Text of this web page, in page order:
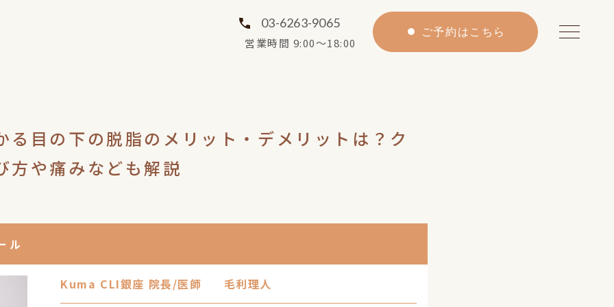
03-6263-9065
営業時間 9:00〜18:00
ご予約はこちら
る目の下の脱脂のメリット・デメリットは？ク
方や痛みなども解説
ル
Kuma CLI銀座 院長/医師 毛利理人